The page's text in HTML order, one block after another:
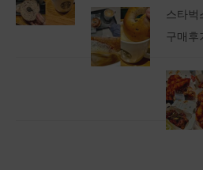
스타
구매후